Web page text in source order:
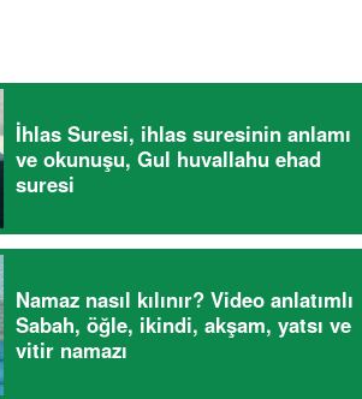
İhlas Suresi, ihlas suresinin anlamı
ve okunuşu, Gul huvallahu ehad
suresi
Namaz nasıl kılınır? Video anlatımlı
Sabah, öğle, ikindi, akşam, yatsı ve
vitir namazı